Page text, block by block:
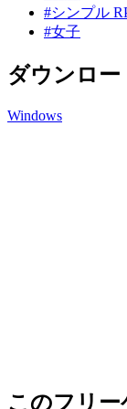
#シンプル
#女子
ダウンロー
Windows
このフリ